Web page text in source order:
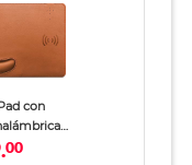
con
00